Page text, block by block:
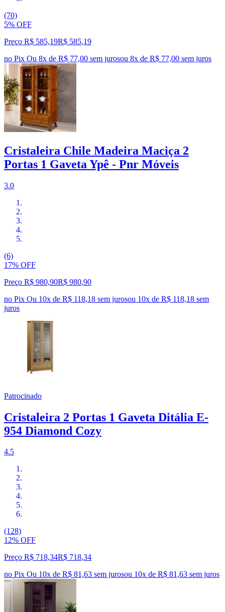
(70)
5% OFF
Preço R$ 585,19R$ 585,19
no Pix Ou 8x de R$ 77,00 sem jurosou 8x de R$ 77,00 sem juros
Cristaleira Chile Madeira Maciça 2
Portas 1 Gaveta Ypê - Pnr Móveis
3.0
(6)
17% OFF
Preço R$ 980,90R$ 980,90
no Pix Ou 10x de R$ 118,18 sem jurosou 10x de R$ 118,18 sem
juros
Patrocinado
Cristaleira 2 Portas 1 Gaveta Ditália E-
954 Diamond Cozy
4.5
(128)
12% OFF
Preço R$ 718,34R$ 718,34
no Pix Ou 10x de R$ 81,63 sem jurosou 10x de R$ 81,63 sem juros